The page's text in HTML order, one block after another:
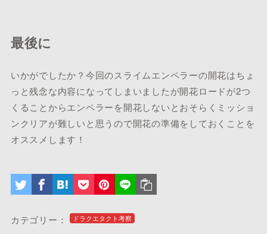
最後に
いかがでしたか？今回のスライムエンペラーの開花はちょ
っと残念な内容になってしまいましたが開花ロードが2つ
くることからエンペラーを開花しないとおそらくミッショ
ンクリアが難しいと思うので開花の準備をしておくことを
オススメします！
カテゴリー： ドラクエタクト考察